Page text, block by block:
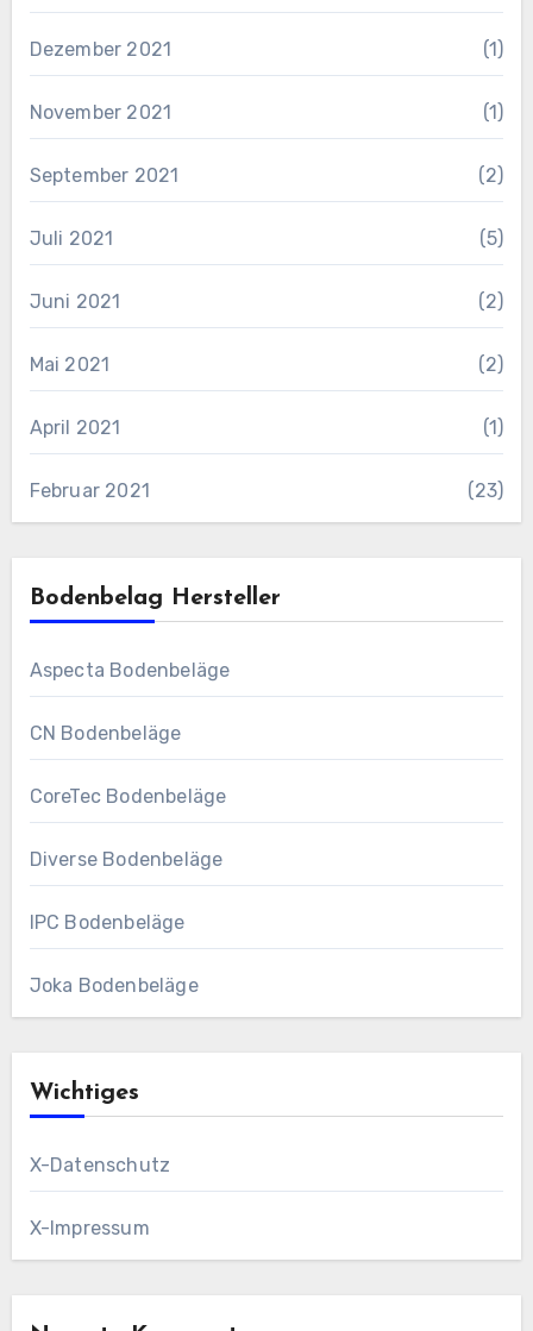
Dezember 2021 (1)
November 2021 (1)
September 2021 (2)
Juli 2021 (5)
Juni 2021 (2)
Mai 2021 (2)
April 2021 (1)
Februar 2021 (23)
Bodenbelag Hersteller
Aspecta Bodenbeläge
CN Bodenbeläge
CoreTec Bodenbeläge
Diverse Bodenbeläge
IPC Bodenbeläge
Joka Bodenbeläge
Wichtiges
X-Datenschutz
X-Impressum